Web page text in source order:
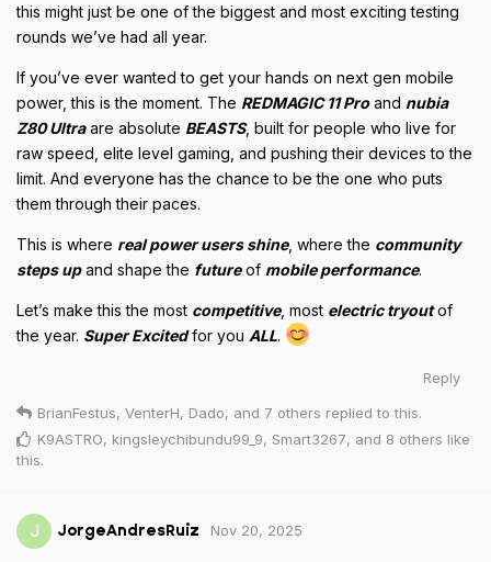
this might just be one of the biggest and most exciting testing
rounds we’ve had all year.
If you’ve ever wanted to get your hands on next gen mobile
power, this is the moment. The REDMAGIC 11 Pro and nubia
Z80 Ultraare absolute BEASTS, built for people who live for
raw speed, elite level gaming, and pushing their devices to the
limit. And everyone has the chance to be the one who puts
them through their paces.
This is where real power users shine, where the community
steps upand shape the futureof mobile performance.
Let’s make this the most competitive, most electric tryoutof
the year. Super Excitedfor you ALL.
Reply
BrianFestus, VenterH, Dado, and 7 others replied to this.
K9ASTRO, kingsleychibundu99_9, Smart3267, and 8 others like
this.
J JorgeAndresRuiz Nov 20, 2025